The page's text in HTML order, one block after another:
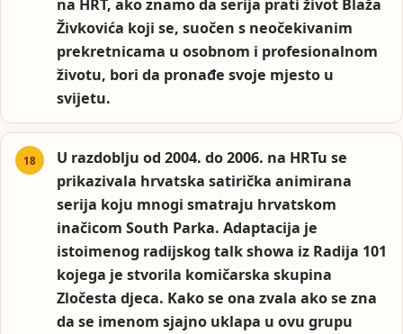
na HRT, ako znamo da serija prati život Blaža
Živkovića koji se, suočen s neočekivanim
prekretnicama u osobnom i profesionalnom
životu, bori da pronađe svoje mjesto u
svijetu.
U razdoblju od 2004. do 2006. na HRTu se
prikazivala hrvatska satirička animirana
serija koju mnogi smatraju hrvatskom
inačicom South Parka. Adaptacija je
istoimenog radijskog talk showa iz Radija 101
kojega je stvorila komičarska skupina
Zločesta djeca. Kako se ona zvala ako se zna
da se imenom sjajno uklapa u ovu grupu